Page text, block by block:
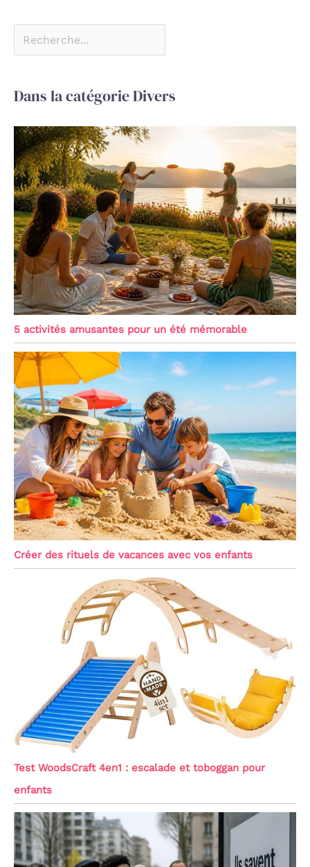
Dans la catégorie Divers
5 activités amusantes pour un été mémorable
Créer des rituels de vacances avec vos enfants
Test WoodsCraft 4en1 : escalade et toboggan pour
enfants